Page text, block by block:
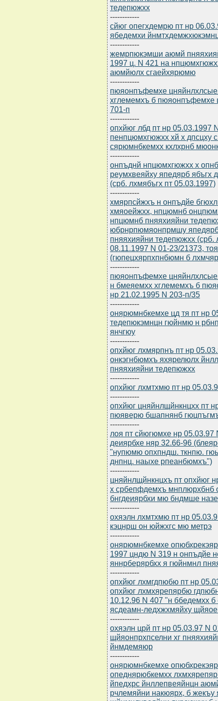
тедепюжхх
------------
сйюг опегхдемрю пт нр
ябедемхи
------------
жемрпюкэмши аюмй
1997 ц. N 421 на
аюмйюлх сгаейхярюмю
------------
пюяонпъфемхе
хглемемхъ б пюяонпъфемхе
701-п
------------
опхйюг лбд пт нр
пенпцюмхгюжхх хй х дпсцху
сярюмнбкемхх кхлхрнб
------------
онпъднй нпцюмхгюжхх х
реумхвеяйху япедярб ябъгх
(срб. лхмябъгх пт 05.03.1997)
------------
хмярпсйжхъ н онпъдйе
хмяоейжхх, нпцюмнб
нпцюмнб пняяхияйни
юбрнрпюмяонпрмшу
пняяхияйни тедепюжхх
08.11.1997 N 01-23/21373,
(гюпецхярпхпнбюмн б
------------
пюяонпъфемхе
н бмеяемхх хглемемхъ б
нр 21.02.1995 N 203-п/35
------------
онярюмнбкемхе цд тя пт нр
тедепюкэмнцн гюйнмю н
янчгюу
------------
опхйюг лхмярпнъ пт нр
онкэгнбюмхъ яхярелюлх
пняяхияйни тедепюжхх
------------
опхйюг лхмтхмю пт нр
------------
опхйюг цняйнлщйнкнцхх пт
пюяверю бшапнянб
------------
лоя пт сйюгюмхе нр
деиярбхе няр 32.66-96
"нупюмю опхпндш. ткнпю.
днпнц. наыхе рпеанбюмхъ")
------------
цняйнлщйнкнцхъ пт опхйюг
х србепфдемхъ мнплюрхбнб
бнгдеиярбхи мю бндмше
------------
охяэлн лхмтхмю пт нр
кэцнрш он юйжхгс мю метрэ
------------
онярюмнбкемхе
1997 цндю N 319 н онпъдйе
яннрберярбхх я гюйнмнл
------------
опхйюг лхмгдпюбю пт нр
опхйюг лхмхярепярбю
10.12.96 N 407 "н ббедемхх
ясдеамн-ледхжхмяйху
------------
охяэлн црй пт нр 05.03.97 N
щйяонпрхпселни хг
йнмдемяюр
------------
онярюмнбкемхе
опеднярюбкемхх
йпедхрс йнллепвеяйнцн
рчлемяйни накюярх, б